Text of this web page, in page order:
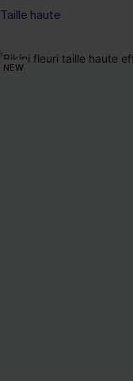
Taille haute
NEW